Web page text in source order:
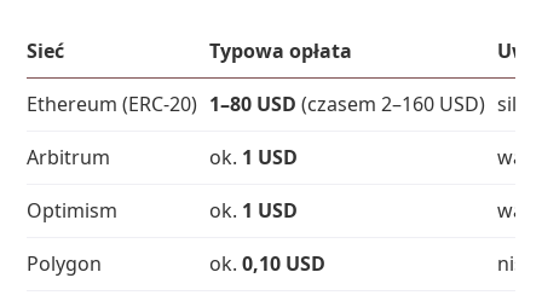
Sieć Typowa opłata
Ethereum (ERC-20) 1–80 USD (czasem 2–160 USD)
Arbitrum
ok. 1 USD
Optimism
ok. 1 USD
Polygon
ok.0,10 USD